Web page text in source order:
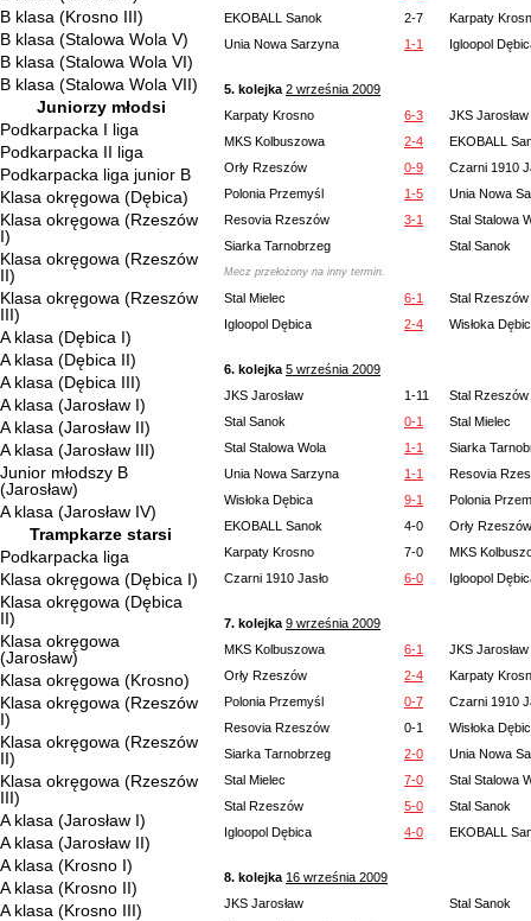
B klasa (Krosno III)
B klasa (Stalowa Wola V)
B klasa (Stalowa Wola VI)
B klasa (Stalowa Wola VII)
Juniorzy młodsi
Podkarpacka I liga
Podkarpacka II liga
Podkarpacka liga junior B
Klasa okręgowa (Dębica)
Klasa okręgowa (Rzeszów
I)
Klasa okręgowa (Rzeszów
II)
Klasa okręgowa (Rzeszów
III)
A klasa (Dębica I)
A klasa (Dębica II)
A klasa (Dębica III)
A klasa (Jarosław I)
A klasa (Jarosław II)
A klasa (Jarosław III)
Junior młodszy B
(Jarosław)
A klasa (Jarosław IV)
Trampkarze starsi
Podkarpacka liga
Klasa okręgowa (Dębica I)
Klasa okręgowa (Dębica
II)
Klasa okręgowa
(Jarosław)
Klasa okręgowa (Krosno)
Klasa okręgowa (Rzeszów
I)
Klasa okręgowa (Rzeszów
II)
Klasa okręgowa (Rzeszów
III)
A klasa (Jarosław I)
A klasa (Jarosław II)
A klasa (Krosno I)
A klasa (Krosno II)
A klasa (Krosno III)
EKOBALL Sanok
2-7
Karpaty
Unia Nowa Sarzyna
1-1 Igloopol
5. kolejka 2 września 2009
Karpaty Krosno
6-3
JKS Jarosław
MKS Kolbuszowa
2-4
EKOBALL
Orły Rzeszów
0-9
Czarni 1910
Polonia Przemyśl
1-5
Unia Nowa
Resovia Rzeszów
3-1
Stal Stalowa
Siarka Tarnobrzeg
Stal Sanok
Mecz przełożony na inny termin.
Stal Mielec 6-1
Stal Rzeszów
Igloopol Dębica
2-4 Wisłoka
6. kolejka 5 września 2009
JKS Jarosław
1-11
Stal Rzeszów
Stal Sanok
0-1
Stal Mielec
Stal Stalowa Wola
1-1
Siarka
Unia Nowa Sarzyna
1-1
Resovia
Wisłoka Dębica
9-1
Polonia
EKOBALL Sanok
4-0
Orły Rzeszów
Karpaty Krosno
7-0
MKS
Czarni 1910 Jasło
6-0 Igloopol
7. kolejka 9 września 2009
MKS Kolbuszowa
6-1
JKS Jarosław
Orły Rzeszów
2-4
Karpaty
Polonia Przemyśl
0-7
Czarni 1910
Resovia Rzeszów
0-1
Wisłoka
Siarka Tarnobrzeg
2-0
Unia Nowa
Stal Mielec
7-0
Stal Stalowa
Stal Rzeszów
5-0
Stal Sanok
Igloopol Dębica
4-0 EKOBALL
8. kolejka 16 września 2009
JKS Jarosław
Stal Sanok